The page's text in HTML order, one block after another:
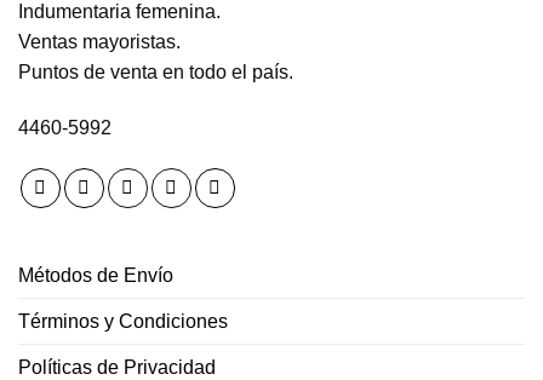
Indumentaria femenina.
Ventas mayoristas.
Puntos de venta en todo el país.
4460-5992
Métodos de Envío
Términos y Condiciones
Políticas de Privacidad